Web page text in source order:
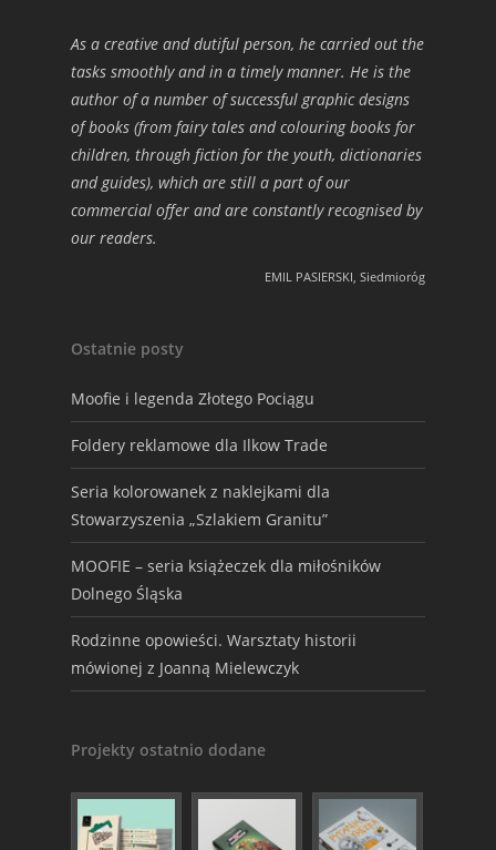
As a creative and dutiful person, he carried out the
tasks smoothly and in a timely manner. He is the
author of a number of successful graphic designs
of books (from fairy tales and colouring books for
children, through fiction for the youth, dictionaries
and guides), which are still a part of our
commercial offer and are constantly recognised by
our readers.
EMIL PASIERSKI, Siedmioróg
Ostatnie posty
Moofie i legenda Złotego Pociągu
Foldery reklamowe dla Ilkow Trade
Seria kolorowanek z naklejkami dla
Stowarzyszenia „Szlakiem Granitu”
MOOFIE – seria książeczek dla miłośników
Dolnego Śląska
Rodzinne opowieści. Warsztaty historii
mówionej z Joanną Mielewczyk
Projekty ostatnio dodane